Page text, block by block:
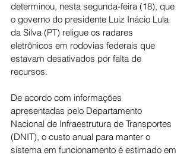
determinou, nesta segunda-feira (18), que
o governo do presidente Luiz Inácio Lula
da Silva (PT) religue os radares
eletrônicos em rodovias federais que
estavam desativados por falta de
recursos.
De acordo com informações
apresentadas pelo Departamento
Nacional de Infraestrutura de Transportes
(DNIT), o custo anual para manter o
sistema em funcionamento é estimado em